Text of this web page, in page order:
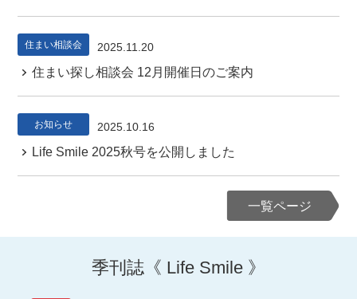
住まい相談会 2025.11.20
住まい探し相談会 12月開催日のご案内
お知らせ 2025.10.16
Life Smile 2025秋号を公開しました
一覧ページ
季刊誌《 Life Smile 》